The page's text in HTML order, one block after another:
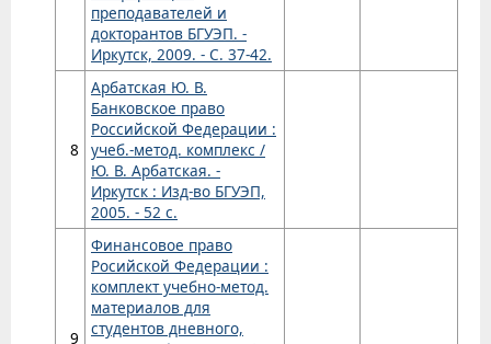
преподавателей и
докторантов БГУЭП. -
Иркутск, 2009. - С. 37-42.
8
Арбатская Ю. В.
Банковское право
Российской Федерации :
учеб.-метод. комплекс /
Ю. В. Арбатская. -
Иркутск : Изд-во БГУЭП,
2005. - 52 с.
9
Финансовое право
Росийской Федерации :
комплект учебно-метод.
материалов для
студентов дневного,